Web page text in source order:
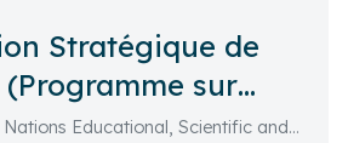
Stratégique de
sur
la Biosphère -